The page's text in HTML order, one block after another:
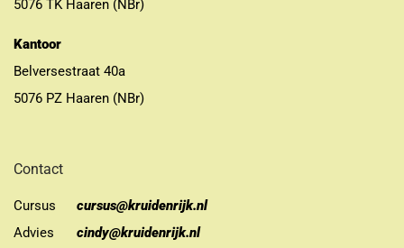
5076 TK Haaren (NBr)
Kantoor
Belversestraat 40a
5076 PZ Haaren (NBr)
Contact
Cursus
cursus@kruidenrijk.nl
Advies
cindy@kruidenrijk.nl